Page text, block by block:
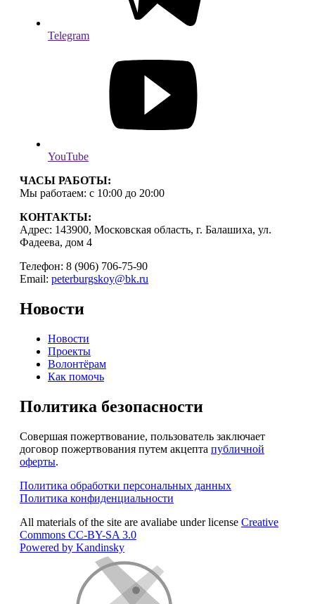
Telegram
YouTube
ЧАСЫ РАБОТЫ:
Мы работаем: с 10:00 до 20:00
КОНТАКТЫ:
Адрес: 143900, Московская область, г. Балашиха, ул.
Фадеева, дом 4
Телефон: 8 (906) 706-75-90
Email: peterburgskoy@bk.ru
Новости
Новости
Проекты
Волонтёрам
Как помочь
Политика безопасности
Совершая пожертвование, пользователь заключает
договор пожертвования путем акцепта публичной
оферты.
Политика обработки персональных данных
Политика конфиденциальности
All materials of the site are avaliabe under license Creative
Commons СС-BY-SA 3.0
Powered by Kandinsky